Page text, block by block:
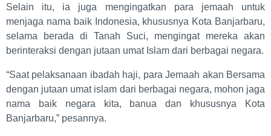
Selain itu, ia juga mengingatkan para jemaah untuk
menjaga nama baik Indonesia, khususnya Kota Banjarbaru,
selama berada di Tanah Suci, mengingat mereka akan
berinteraksi dengan jutaan umat Islam dari berbagai negara.
“Saat pelaksanaan ibadah haji, para Jemaah akan Bersama
dengan jutaan umat islam dari berbagai negara, mohon jaga
nama baik negara kita, banua dan khususnya Kota
Banjarbaru,” pesannya.